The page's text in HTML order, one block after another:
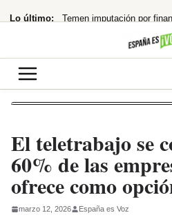
al Lo último:
¡Acusa una trama digital y
El teletrabajo se
60% de las
ofrece como
marzo 12, 2026 España es Voz